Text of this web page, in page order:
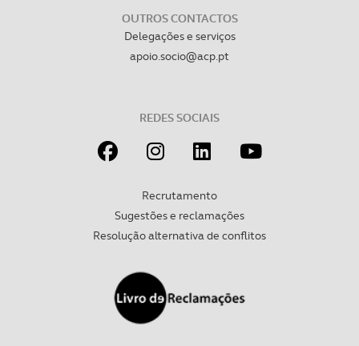
OUTROS CONTACTOS
Delegações e serviços
apoio.socio@acp.pt
REDES SOCIAIS
Recrutamento
Sugestões e reclamações
Resolução alternativa de conflitos